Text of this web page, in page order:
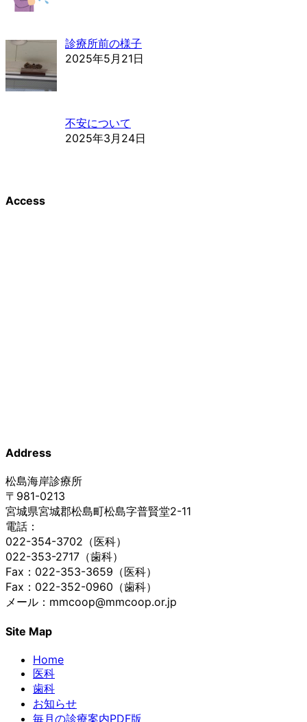
診療所前の様子
2025年5月21日
不安について
2025年3月24日
Access
Address
松島海岸診療所
〒981-0213
宮城県宮城郡松島町松島字普賢堂2-11
電話：
022-354-3702（医科）
022-353-2717（歯科）
Fax：022-353-3659（医科）
Fax：022-352-0960（歯科）
メール：mmcoop@mmcoop.or.jp
Site Map
Home
医科
歯科
お知らせ
毎月の診療案内PDF版